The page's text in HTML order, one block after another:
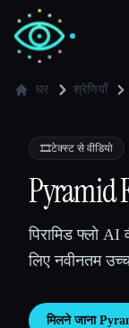
💻डेवलपर्स
🎓विद्यार्थी
घर श्रेणियाँ
🎞️टेक्स्ट से वीडियो
Pyramid
पिरामिड फ्लो
लिए नवीनतम
मिलने जाना